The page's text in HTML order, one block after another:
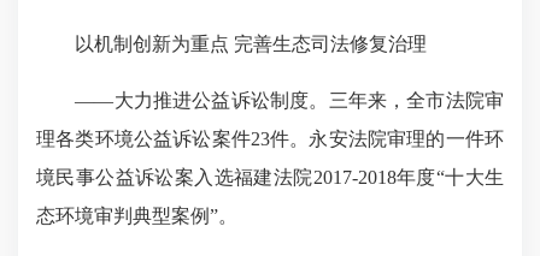
以机制创新为重点 完善生态司法修复治理
——大力推进公益诉讼制度。三年来，全市法院审
理各类环境公益诉讼案件23件。永安法院审理的一件环
境民事公益诉讼案入选福建法院2017-2018年度“十大生
态环境审判典型案例”。